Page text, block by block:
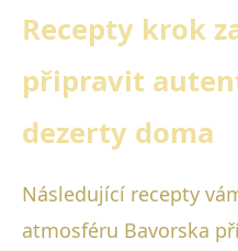
Recepty krok
připravit
dezerty doma
Následující recepty
atmosféru Bavorska